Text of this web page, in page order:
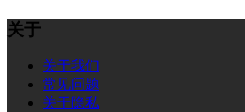
关于
关于我们
常见问题
关于隐私